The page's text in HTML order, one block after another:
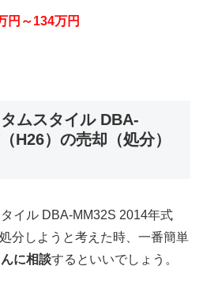
円～134万円
ムスタイル DBA-
H26）の売却（処分）
イル DBA-MM32S 2014年式
分しようと考えた時、一番簡単
に相談するといいでしょう。